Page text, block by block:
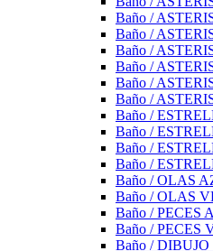
Baño /
Baño /
Baño /
Baño /
Baño /
Baño /
Baño /
Baño /
Baño /
Baño /
Baño / OLAS
Baño / OLAS
Baño / PECES
Baño / PECES
Baño /